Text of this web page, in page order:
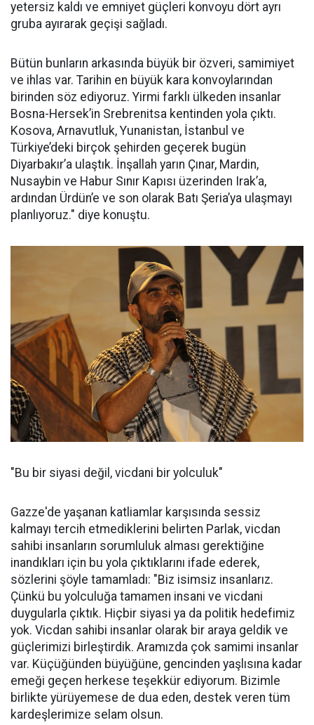
yetersiz kaldı ve emniyet güçleri konvoyu dört ayrı
gruba ayırarak geçişi sağladı.
Bütün bunların arkasında büyük bir özveri, samimiyet
ve ihlas var. Tarihin en büyük kara konvoylarından
birinden söz ediyoruz. Yirmi farklı ülkeden insanlar
Bosna-Hersek’in Srebrenitsa kentinden yola çıktı.
Kosova, Arnavutluk, Yunanistan, İstanbul ve
Türkiye’deki birçok şehirden geçerek bugün
Diyarbakır’a ulaştık. İnşallah yarın Çınar, Mardin,
Nusaybin ve Habur Sınır Kapısı üzerinden Irak’a,
ardından Ürdün’e ve son olarak Batı Şeria’ya ulaşmayı
planlıyoruz." diye konuştu.
"Bu bir siyasi değil, vicdani bir yolculuk"
Gazze'de yaşanan katliamlar karşısında sessiz
kalmayı tercih etmediklerini belirten Parlak, vicdan
sahibi insanların sorumluluk alması gerektiğine
inandıkları için bu yola çıktıklarını ifade ederek,
sözlerini şöyle tamamladı: "Biz isimsiz insanlarız.
Çünkü bu yolculuğa tamamen insani ve vicdani
duygularla çıktık. Hiçbir siyasi ya da politik hedefimiz
yok. Vicdan sahibi insanlar olarak bir araya geldik ve
güçlerimizi birleştirdik. Aramızda çok samimi insanlar
var. Küçüğünden büyüğüne, gencinden yaşlısına kadar
emeği geçen herkese teşekkür ediyorum. Bizimle
birlikte yürüyemese de dua eden, destek veren tüm
kardeşlerimize selam olsun.